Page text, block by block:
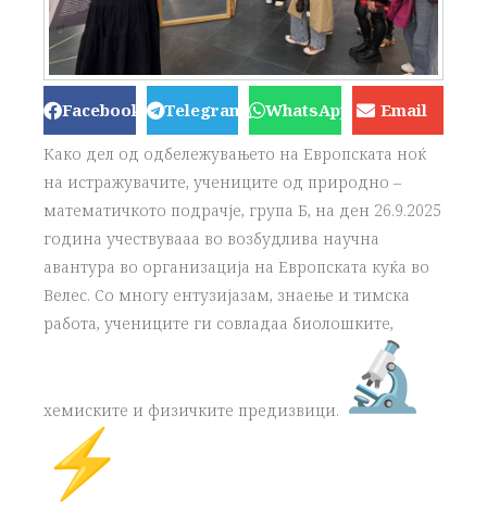
Facebook Telegram WhatsApp Email
Како дел од одбележувањето на Европската ноќ
на истражувачите, учениците од природно –
математичкото подрачје, група Б, на ден 26.9.2025
година учествувааа во возбудлива научна
авантура во организација на Европската куќа во
Велес. Со многу ентузијазам, знаење и тимска
работа, учениците ги совладаа биолошките,
хемиските и физичките предизвици.